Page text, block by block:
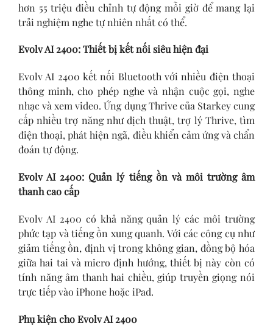
hơn 55 triệu điều chỉnh tự động mỗi giờ để mang lại
trải nghiệm nghe tự nhiên nhất có thể.
Evolv AI 2400: Thiết bị kết nối siêu hiện đại
Evolv AI 2400 kết nối Bluetooth với nhiều điện thoại
thông minh, cho phép nghe và nhận cuộc gọi, nghe
nhạc và xem video. Ứng dụng Thrive của Starkey cung
cấp nhiều trợ năng như dịch thuật, trợ lý Thrive, tìm
điện thoại, phát hiện ngã, điều khiển cảm ứng và chẩn
đoán tự động.
Evolv AI 2400: Quản lý tiếng ồn và môi trường âm
thanh cao cấp
Evolv AI 2400 có khả năng quản lý các môi trường
phức tạp và tiếng ồn xung quanh. Với các công cụ như
giảm tiếng ồn, định vị trong không gian, đồng bộ hóa
giữa hai tai và micro định hướng, thiết bị này còn có
tính năng âm thanh hai chiều, giúp truyền giọng nói
trực tiếp vào iPhone hoặc iPad.
Phụ kiện cho Evolv AI 2400